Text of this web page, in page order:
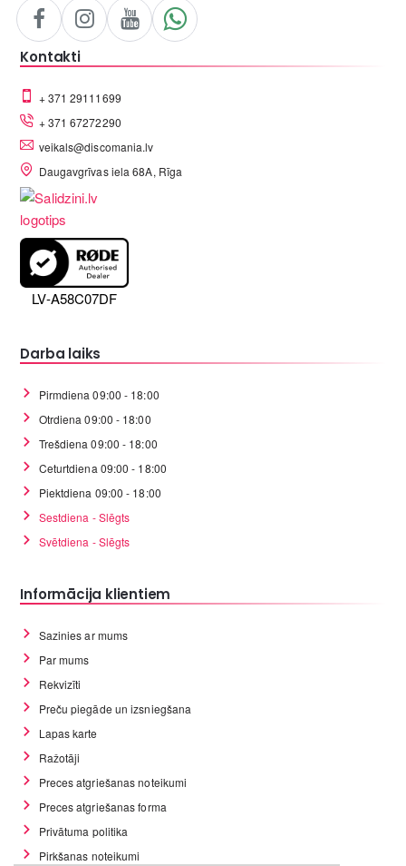
Kontakti
+ 371 29111699
+ 371 67272290
veikals@discomania.lv
Daugavgrīvas iela 68A, Rīga
LV-A58C07DF
Darba laiks
Pirmdiena 09:00 - 18:00
Otrdiena 09:00 - 18:00
Trešdiena 09:00 - 18:00
Ceturtdiena 09:00 - 18:00
Piektdiena 09:00 - 18:00
Sestdiena - Slēgts
Svētdiena - Slēgts
Informācija klientiem
Sazinies ar mums
Par mums
Rekvizīti
Preču piegāde un izsniegšana
Lapas karte
Ražotāji
Preces atgriešanas noteikumi
Preces atgriešanas forma
Privātuma politika
Pirkšanas noteikumi